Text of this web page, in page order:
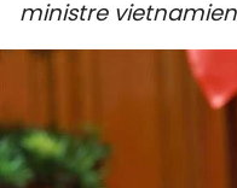
ministre